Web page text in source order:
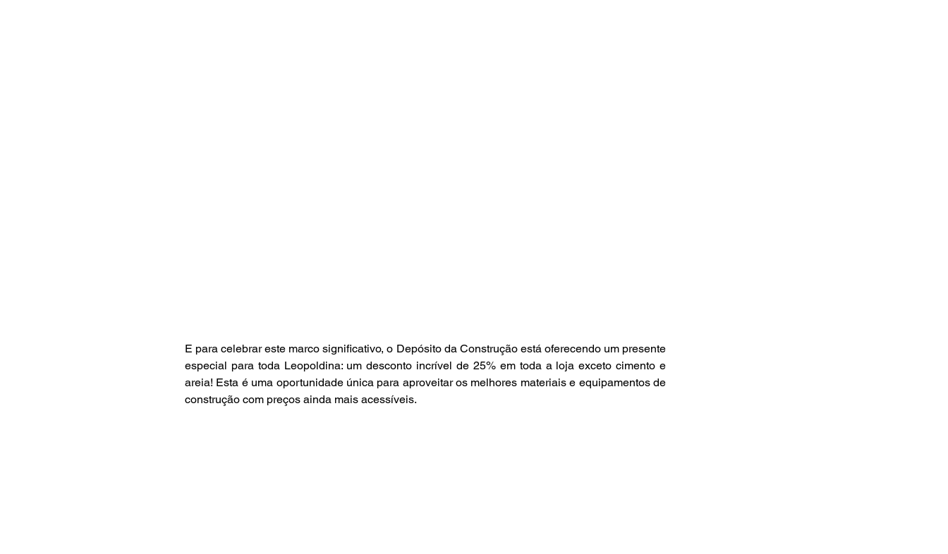
E para celebrar este marco significativo, o Depósito da Construção está oferecendo um presente
especial para toda Leopoldina: um desconto incrível de 25% em toda a loja exceto cimento e
areia! Esta é uma oportunidade única para aproveitar os melhores materiais e equipamentos de
construção com preços ainda mais acessíveis.